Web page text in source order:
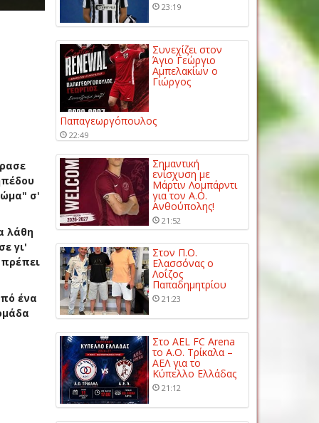
σ'
λάθη
γι'
ένα
23:19
Συνεχίζει στον
Άγιο Γεώργιο
Αμπελακίων ο
Γιώργος
Παπαγεωργόπουλος
22:49
Σημαντική
ενίσχυση με
Μάρτιν Λομπάρντι
για τον Α.Ο.
Ανθούπολης!
21:52
Στον Π.Ο.
Ελασσόνας ο
Λοΐζος
Παπαδημητρίου
21:23
Στο AEL FC Arena
το Α.Ο. Τρίκαλα –
ΑΕΛ για το
Κύπελλο Ελλάδας
21:12